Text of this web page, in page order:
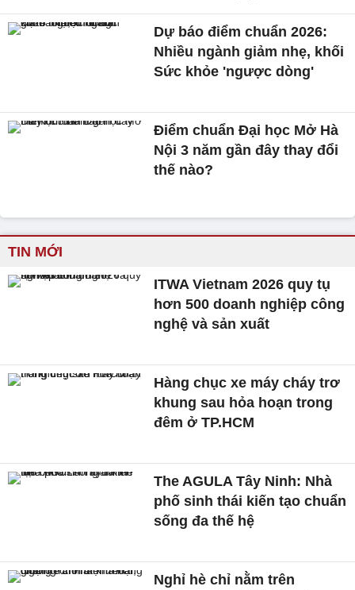
Dự báo điểm chuẩn 2026:
Nhiều ngành giảm nhẹ, khối
Sức khỏe 'ngược dòng'
Điểm chuẩn Đại học Mở Hà
Nội 3 năm gần đây thay đổi
thế nào?
TIN MỚI
ITWA Vietnam 2026 quy tụ
hơn 500 doanh nghiệp công
nghệ và sản xuất
Hàng chục xe máy cháy trơ
khung sau hỏa hoạn trong
đêm ở TP.HCM
The AGULA Tây Ninh: Nhà
phố sinh thái kiến tạo chuẩn
sống đa thế hệ
Nghỉ hè chỉ nằm trên